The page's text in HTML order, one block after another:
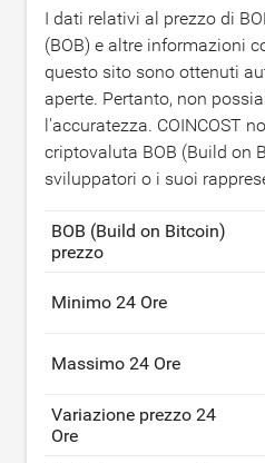
I dati relativi al prezzo di
(BOB) e altre informazioni
questo sito sono ottenuti
aperte. Pertanto, non
l'accuratezza. COINCOST
criptovaluta BOB (Build on
sviluppatori o i suoi
BOB (Build on Bitcoin)
prezzo
Minimo 24 Ore
Massimo 24 Ore
Variazione prezzo 24
Ore